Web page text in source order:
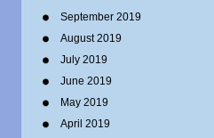
September 2019
August 2019
July 2019
June 2019
May 2019
April 2019